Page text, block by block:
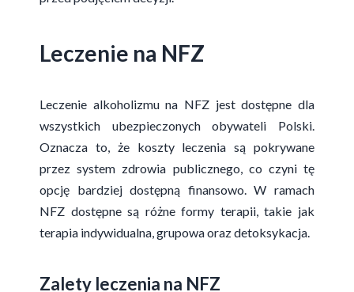
Leczenie na NFZ
Leczenie alkoholizmu na NFZ jest dostępne dla
wszystkich ubezpieczonych obywateli Polski.
Oznacza to, że koszty leczenia są pokrywane
przez system zdrowia publicznego, co czyni tę
opcję bardziej dostępną finansowo. W ramach
NFZ dostępne są różne formy terapii, takie jak
terapia indywidualna, grupowa oraz detoksykacja.
Zalety leczenia na NFZ